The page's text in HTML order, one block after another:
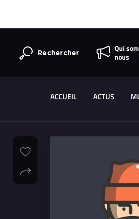
Rechercher
Qui
nous
ACCUEIL ACTUS